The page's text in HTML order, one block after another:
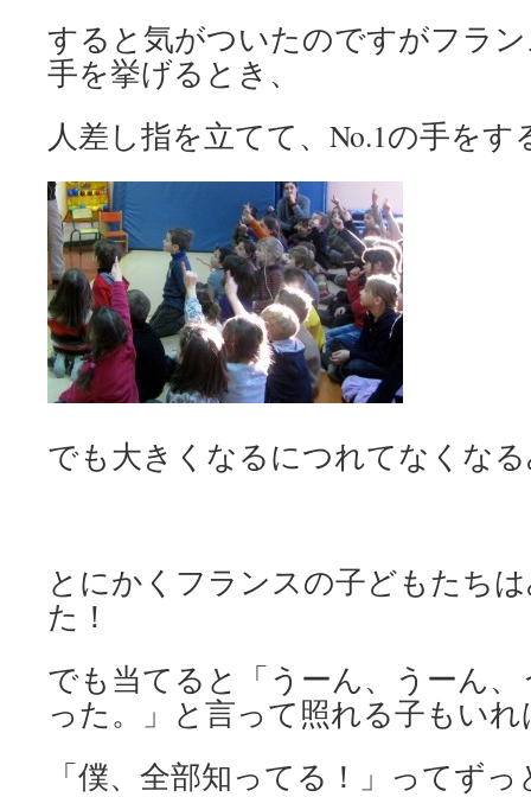
すると気がついたのですがフラ
手を挙げるとき、
人差し指を立てて、No.1の手をす
でも大きくなるにつれてなくな
とにかくフランスの子どもたち
た！
でも当てると「うーん、うーん
った。」と言って照れる子もいれ
「僕、全部知ってる！」ってず